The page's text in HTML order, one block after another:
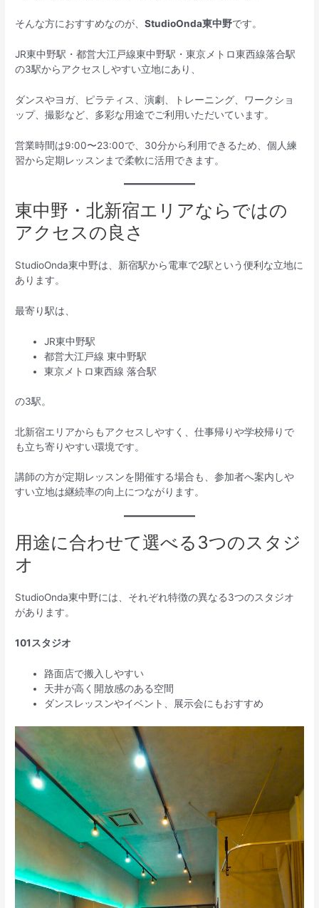
そんな方におすすめなのが、StudioOnda東中野です。
JR東中野駅・都営大江戸線東中野駅・東京メトロ東西線落合駅
の3駅からアクセスしやすい立地にあり、
ダンスやヨガ、ピラティス、演劇、トレーニング、ワークショ
ップ、撮影など、多彩な用途でご利用いただいています。
営業時間は9:00〜23:00で、30分から利用できるため、個人練
習から定期レッスンまで柔軟に活用できます。
東中野・北新宿エリアならではの
アクセスの良さ
StudioOnda東中野は、新宿駅から電車で2駅という便利な立地に
あります。
最寄り駅は、
JR東中野駅
都営大江戸線 東中野駅
東京メトロ東西線 落合駅
の3駅。
北新宿エリアからもアクセスしやすく、仕事帰りや学校帰りで
も立ち寄りやすい環境です。
講師の方が定期レッスンを開催する場合も、参加者へ案内しや
すい立地は継続率の向上につながります。
用途に合わせて選べる3つのスタジ
オ
StudioOnda東中野には、それぞれ特徴の異なる3つのスタジオ
があります。
101スタジオ
路面店で搬入しやすい
天井が高く開放感のある空間
ダンスレッスンやイベント、展示会にもおすすめ